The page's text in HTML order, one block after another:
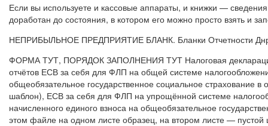
Если вы используете и кассовые аппараты, и книжки —
доработан до состояния, в котором его можно просто взять и
НЕПРИБЫЛЬНОЕ ПРЕДПРИЯТИЕ БЛАНК. Бланки Отчетности
ФОРМА ТУТ, ПОРЯДОК ЗАПОЛНЕНИЯ ТУТ Налоговая
отчётов ЕСВ за себя для ФЛП на общей системе
общеобязательное государственное социальное
шаблон), ЕСВ за себя для ФЛП на упрощённой системе
начисленного единого взноса на общеобязательное
этом файле на одном листе образец, на втором листе — пустой